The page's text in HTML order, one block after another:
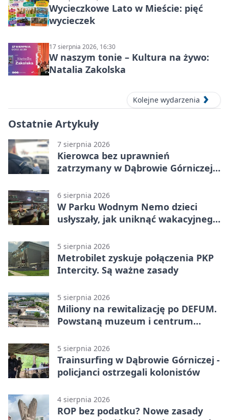
Wycieczkowe Lato w Mieście: pięć
wycieczek
17 sierpnia 2026, 16:30
W naszym tonie – Kultura na żywo:
Natalia Zakolska
Kolejne wydarzenia
Ostatnie Artykuły
7 sierpnia 2026
Kierowca bez uprawnień
zatrzymany w Dąbrowie Górniczej.
6 sierpnia 2026
W Parku Wodnym Nemo dzieci
usłyszały, jak uniknąć wakacyjnego
5 sierpnia 2026
Metrobilet zyskuje połączenia PKP
Intercity. Są ważne zasady
5 sierpnia 2026
Miliony na rewitalizację po DEFUM.
Powstaną muzeum i centrum
5 sierpnia 2026
Trainsurfing w Dąbrowie Górniczej -
policjanci ostrzegali kolonistów
4 sierpnia 2026
ROP bez podatku? Nowe zasady